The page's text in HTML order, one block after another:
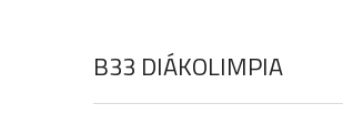
B33 DIÁKOLIMPIA